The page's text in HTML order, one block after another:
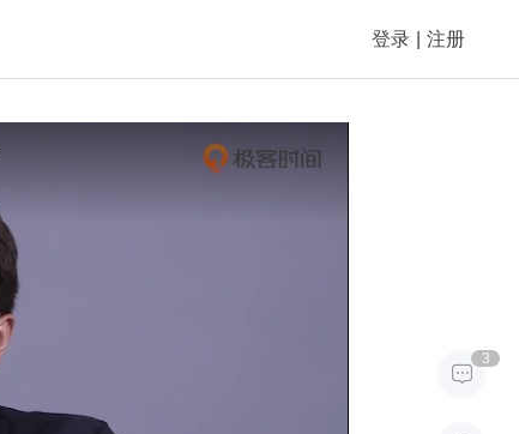
登录 注册

3